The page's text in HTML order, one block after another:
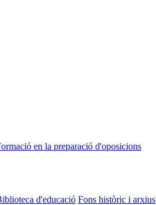
en la preparació d'oposicions
d'educació Fons històric i arxius